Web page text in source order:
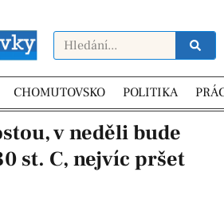
CHOMUTOVSKO POLITIKA
v neděli bude
st. C, nejvíc pršet